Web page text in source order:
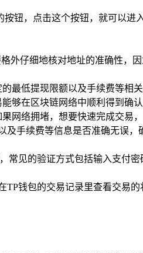
钮，点击这个按钮，就可以
外仔细地核对地址的准确性，
最低提现限额以及手续费等相
够在区块链网络中顺利得到确
网络拥堵，想要快速完成交易
手续费等信息是否准确无误
常见的验证方式包括输入支付
钱包的交易记录里查看交易